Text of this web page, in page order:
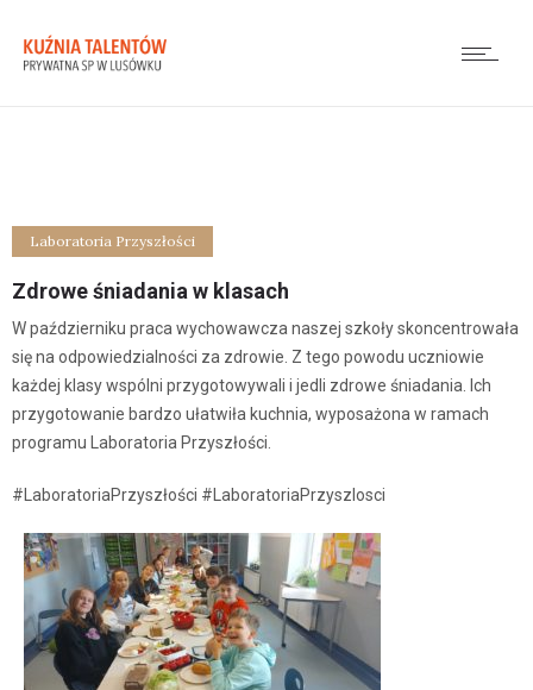
Laboratoria Przyszłości
Zdrowe śniadania w klasach
W październiku praca wychowawcza naszej szkoły skoncentrowała
się na odpowiedzialności za zdrowie. Z tego powodu uczniowie
każdej klasy wspólni przygotowywali i jedli zdrowe śniadania. Ich
przygotowanie bardzo ułatwiła kuchnia, wyposażona w ramach
programu Laboratoria Przyszłości.
#LaboratoriaPrzyszłości #LaboratoriaPrzyszlosci